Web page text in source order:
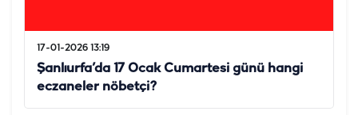
17-01-2026 13:19
Şanlıurfa’da 17 Ocak Cumartesi günü hangi
eczaneler nöbetçi?